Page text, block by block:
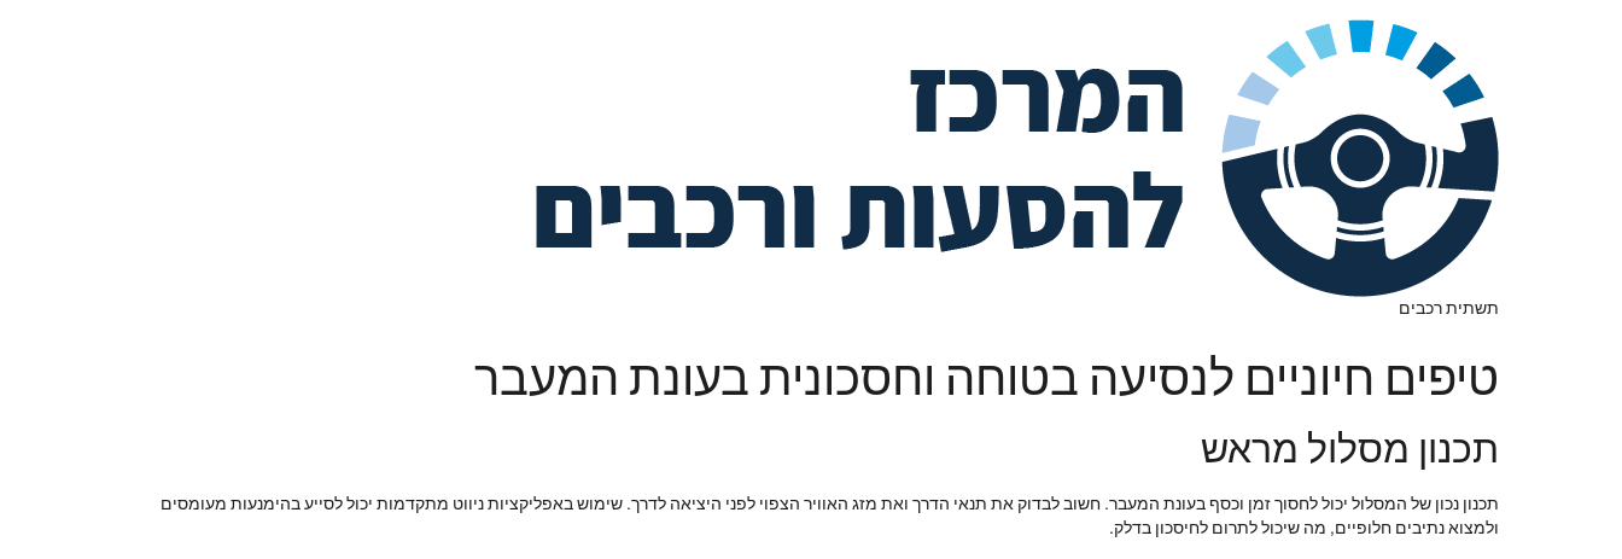
תשתית רכבים
טיפים חיוניים לנסיעה בטוחה וחסכונית בעונת המעבר
תכנון מסלול מראש
תכנון נכון של המסלול יכול לחסוך זמן וכסף בעונת המעבר. חשוב לבדוק את תנאי הדרך ואת מזג האוויר הצפוי לפני היציאה לדרך. שימוש באפליקציות ניווט מתקדמות יכול לסייע בהימנעות מעומסים
ולמצוא נתיבים חלופיים, מה שיכול לתרום לחיסכון בדלק.